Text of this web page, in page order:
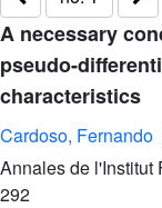
A necessary
pseudo-
characteristics
Cardoso, Fernando
Annales de l'Institut
292